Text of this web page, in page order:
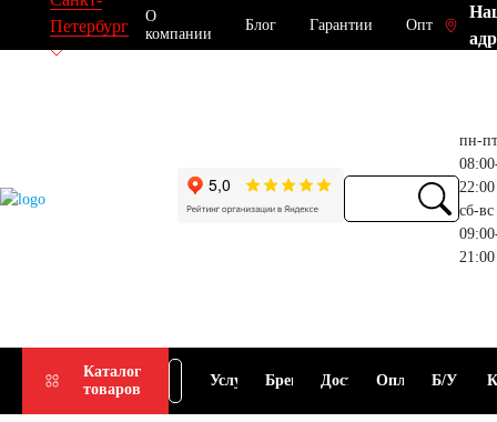
Петербург
О
компании
Блог Гарантии Опт
пн-пт
22:00
сб-вс
21:00
Каталог
товаров
Подбор
АКБ
Услуги Бренды ДоставкаОплата Б/У